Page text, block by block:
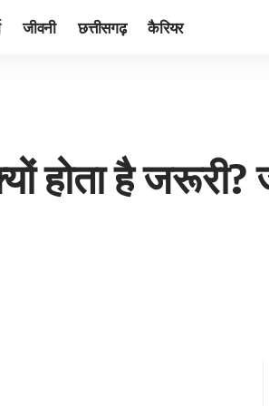
जीवनी छत्तीसगढ़ कैरियर
होता है जरूरी?